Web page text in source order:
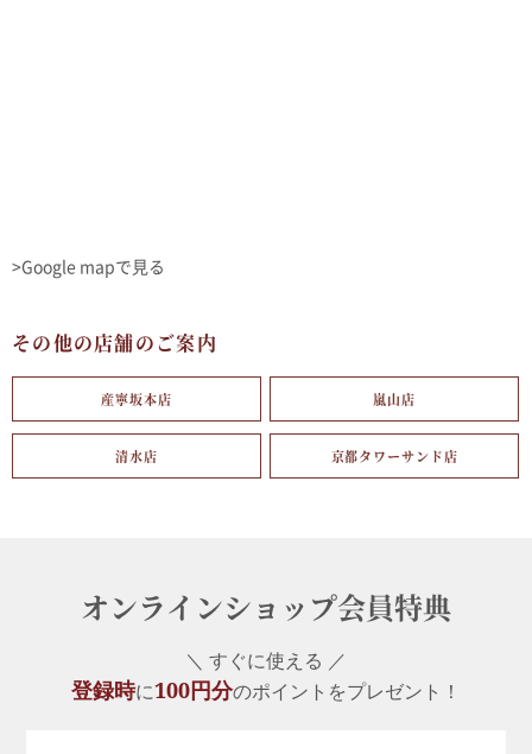
>Google mapで見る
その他の店舗のご案内
産寧坂本店 嵐山店
清水店 京都タワーサンド店
オンラインショップ会員特典
＼ すぐに使える ／
登録時に100円分のポイントをプレゼント！